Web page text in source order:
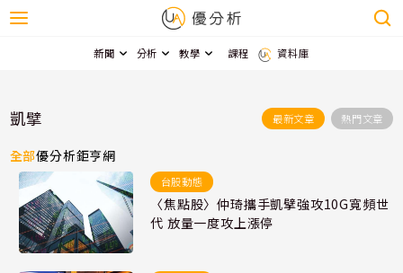
新聞 分析 教學 課程 資料庫
凱擘 最新文章 熱門文章
全部優分析鉅亨網
台股動態
〈焦點股〉仲琦攜手凱擘強攻10G寬頻世
代 放量一度攻上漲停